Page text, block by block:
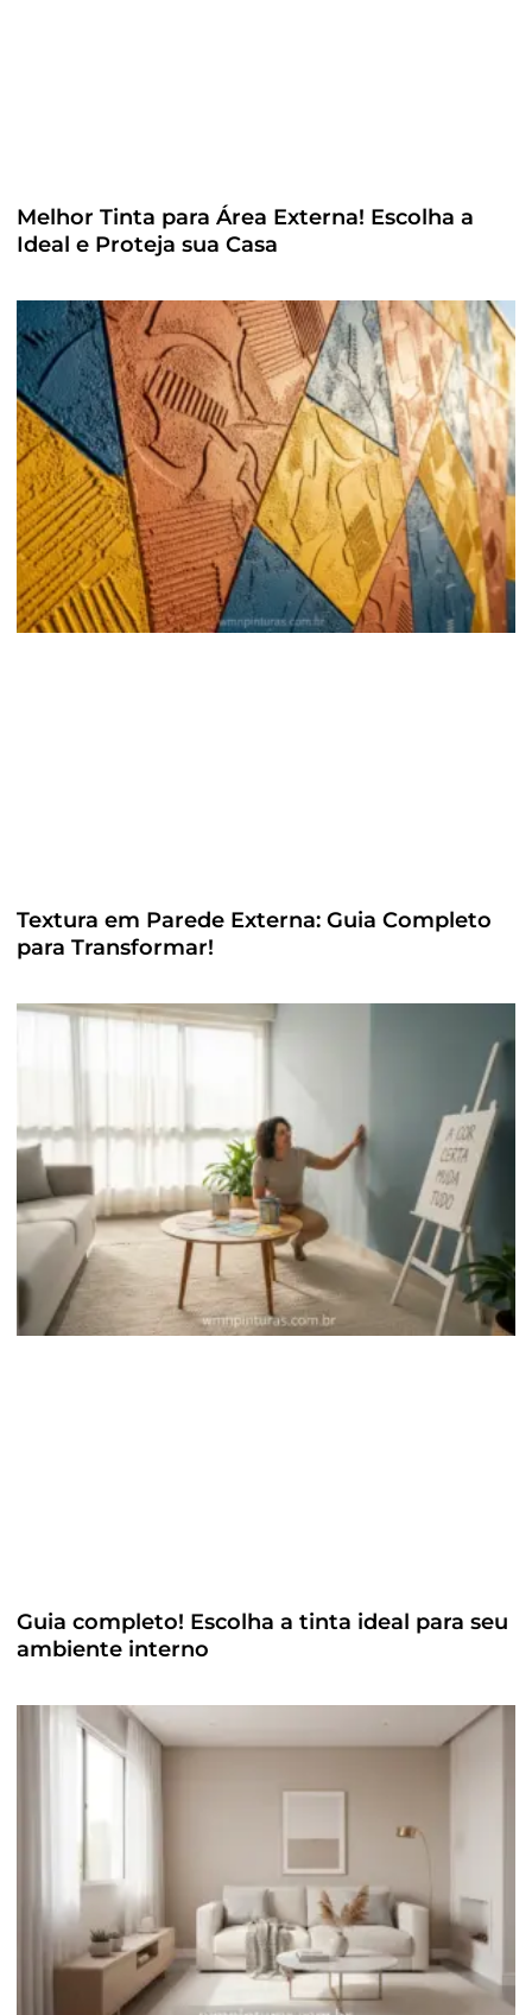
Melhor Tinta para Área Externa! Escolha a
Ideal e Proteja sua Casa
Textura em Parede Externa: Guia Completo
para Transformar!
Guia completo! Escolha a tinta ideal para seu
ambiente interno